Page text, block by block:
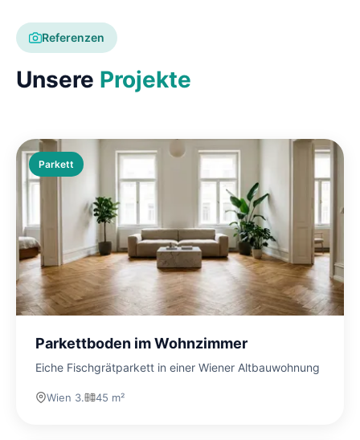
Referenzen
Unsere Projekte
Parkett
Parkettboden im Wohnzimmer
Eiche Fischgrätparkett in einer Wiener Altbauwohnung
Wien 3. 45 m²